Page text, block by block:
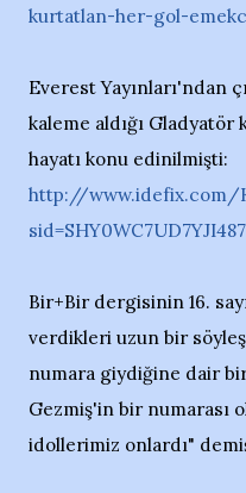
kurtatlan-her-gol-
Everest Yayınları'ndan
kaleme aldığı
hayatı konu edinilmişti:
http://www.idefix.com/
Bir+Bir dergisinin 16.
verdikleri uzun bir
numara giydiğine dair
Gezmiş'in bir numarası
idollerimiz onlardı"